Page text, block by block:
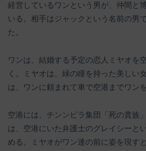
経営しているワンという男が、仲間と
いる。相手はジャックという名前の男
た。
ワンは、結婚する予定の恋人ミヤオを
く。ミヤオは、緑の瞳を持った美しい
は、ワンに頼まれて車で空港までワン
空港には、チンンピラ集団「死の貴族
は、空港にいた弁護士のグレイシーと
める。ミヤオがワン達の前に姿を現す